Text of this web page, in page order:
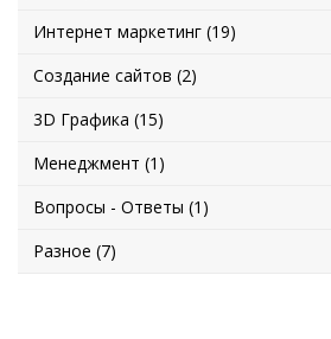
Интернет маркетинг (19)
Создание сайтов (2)
3D Графика (15)
Менеджмент (1)
Вопросы - Ответы (1)
Разное (7)